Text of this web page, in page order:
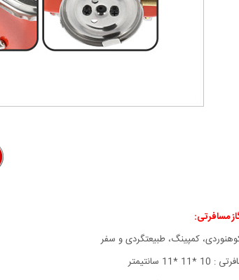
مسافرتی:
کمپینگ، طبیعتگردی و سفر
سانتیمتر